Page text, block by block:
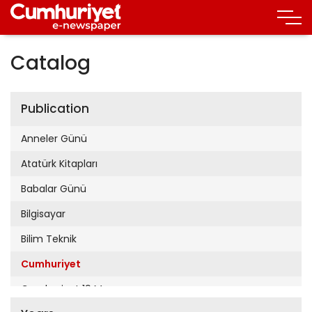
Catalog
Publication
Anneler Günü
Atatürk Kitapları
Babalar Günü
Bilgisayar
Bilim Teknik
Cumhuriyet
Cumhuriyet 19 Mayıs